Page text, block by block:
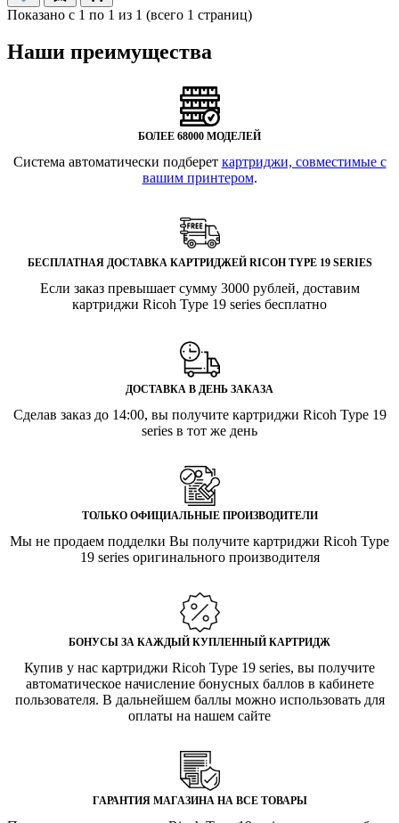
Показано с 1 по 1 из 1 (всего 1 страниц)
Наши преимущества
БОЛЕЕ 68000 МОДЕЛЕЙ
Система автоматически подберет картриджи, совместимые с
вашим принтером.
БЕСПЛАТНАЯ ДОСТАВКА КАРТРИДЖЕЙ RICOH TYPE 19 SERIES
Если заказ превышает сумму 3000 рублей, доставим
картриджи Ricoh Type 19 series бесплатно
ДОСТАВКА В ДЕНЬ ЗАКАЗА
Сделав заказ до 14:00, вы получите картриджи Ricoh Type 19
series в тот же день
ТОЛЬКО ОФИЦИАЛЬНЫЕ ПРОИЗВОДИТЕЛИ
Мы не продаем подделки Вы получите картриджи Ricoh Type
19 series оригинального производителя
БОНУСЫ ЗА КАЖДЫЙ КУПЛЕННЫЙ КАРТРИДЖ
Купив у нас картриджи Ricoh Type 19 series, вы получите
автоматическое начисление бонусных баллов в кабинете
пользователя. В дальнейшем баллы можно использовать для
оплаты на нашем сайте
ГАРАНТИЯ МАГАЗИНА НА ВСЕ ТОВАРЫ